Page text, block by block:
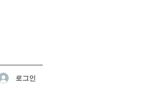
로그인